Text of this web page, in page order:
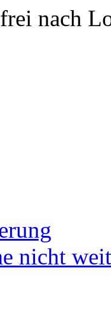
nach
nicht